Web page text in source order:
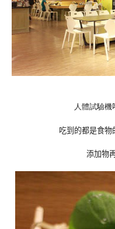
人體試驗機
吃到的都是食物
添加物